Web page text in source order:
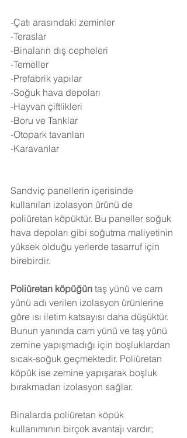
-Çatı arasındaki zeminler
-Teraslar
-Binaların dış cepheleri
-Temeller
-Prefabrik yapılar
-Soğuk hava depoları
-Hayvan çiftlikleri
-Boru ve Tanklar
-Otopark tavanları
-Karavanlar
Sandviç panellerin içerisinde
kullanılan izolasyon ürünü de
poliüretan köpüktür. Bu paneller soğuk
hava depoları gibi soğutma maliyetinin
yüksek olduğu yerlerde tasarruf için
birebirdir.
Poliüretan köpüğün taş yünü ve cam
yünü adı verilen izolasyon ürünlerine
göre ısı iletim katsayısı daha düşüktür.
Bunun yanında cam yünü ve taş yünü
zemine yapışmadığı için boşluklardan
sıcak-soğuk geçmektedir. Poliüretan
köpük ise zemine yapışarak boşluk
bırakmadan izolasyon sağlar.
Binalarda poliüretan köpük
kullanımının birçok avantajı vardır;